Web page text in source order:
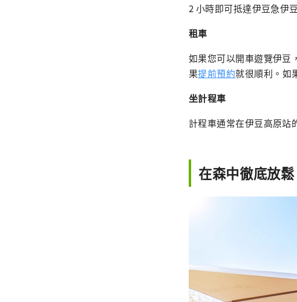
2 小時即可抵達伊豆急伊
租車
如果您可以開車遊覽伊豆
果提前預約就很順利。如
坐計程車
計程車通常在伊豆高原站
在森中徹底放鬆